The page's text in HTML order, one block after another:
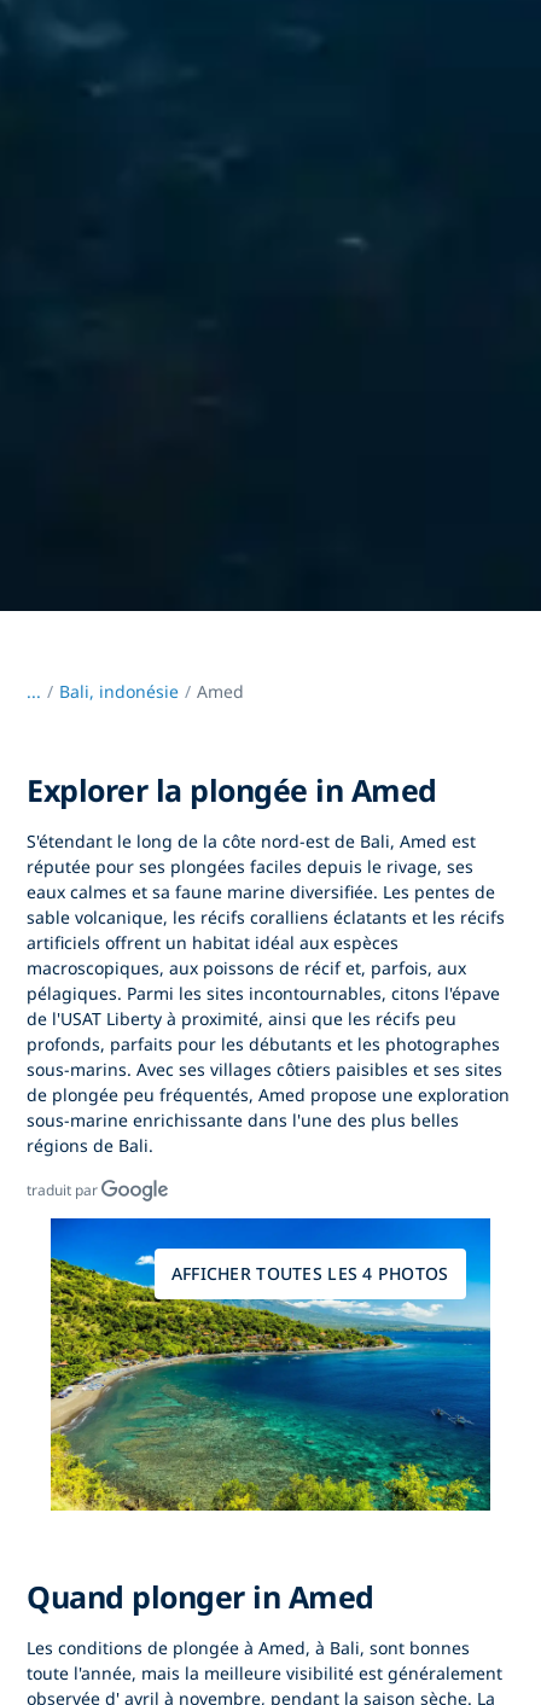
... / Bali, indonésie Amed
Explorer la plongée in Amed
S'étendant le long de la côte nord-est de Bali,Amed est
réputée pour ses plongées faciles depuis le rivage, ses
eaux calmes et sa faune marine diversifiée. Les pentes de
sable volcanique, les récifs coralliens éclatants et les récifs
artificiels offrent un habitat idéal aux espèces
macroscopiques, aux poissons de récif et, parfois, aux
pélagiques. Parmi les sites incontournables, citons l'épave
de l'USAT Liberty à proximité, ainsi que les récifs peu
profonds, parfaits pour les débutants et les photographes
sous-marins. Avec ses villages côtiers paisibles et ses sites
de plongée peu fréquentés,Amed propose une exploration
sous-marine enrichissante dans l'une des plus belles
régions de Bali.
traduit par
AFFICHER TOUTES LES 4 PHOTOS
Quand plonger in Amed
Les conditions de plongée à Amed, à Bali, sont bonnes
toute l'année, mais la meilleure visibilité est généralement
observée d'avril à novembre, pendant la saison sèche. La